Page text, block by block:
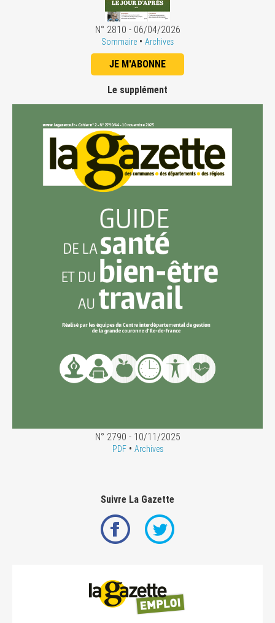
N° 2810 - 06/04/2026
Sommaire • Archives
JE M'ABONNE
Le supplément
N° 2790 - 10/11/2025
PDF• Archives
Suivre La Gazette